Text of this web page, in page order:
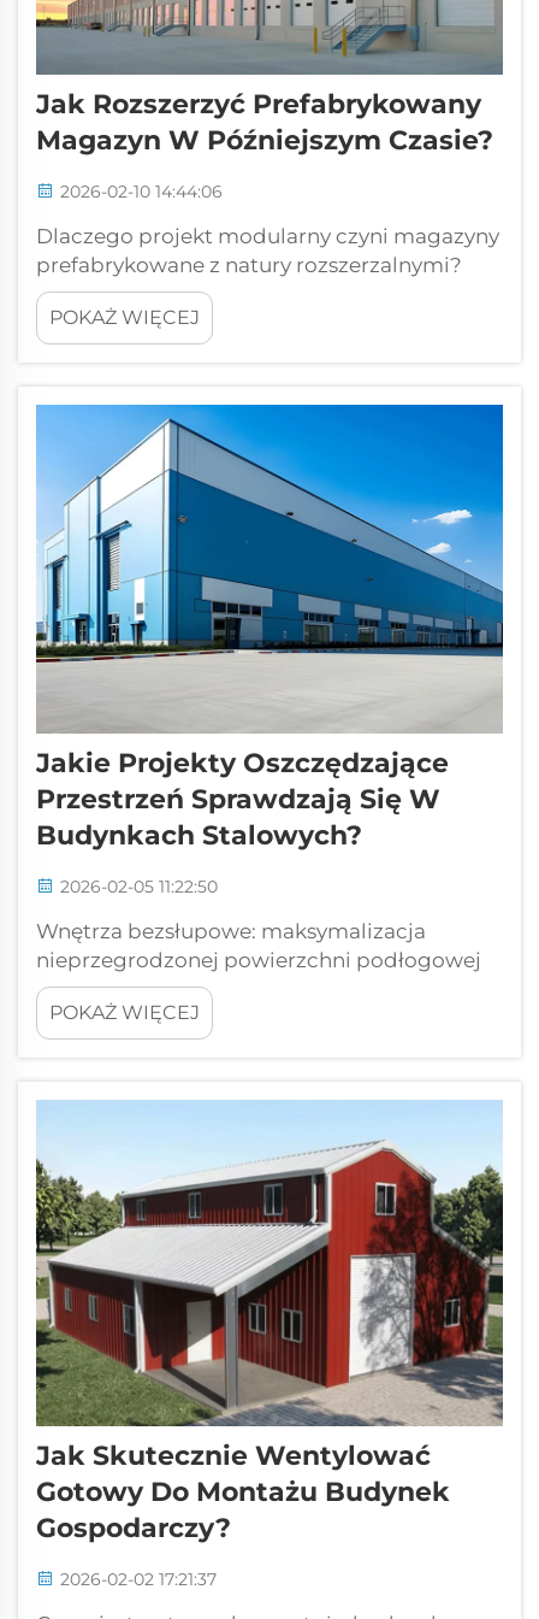
Jak Rozszerzyć Prefabrykowany
Magazyn W Późniejszym Czasie?
2026-02-10 14:44:06
Dlaczego projekt modularny czyni magazyny
prefabrykowane z natury rozszerzalnymi?
Konstrukcja bezpodporowa i
ustandaryzowane połączenia śrubowe
umożliwiają fizyczne rozszerzanie w trybie
opierają się na konstrukcjach
bezpodporowych, które eliminują te
uciążliwe...
POKAŻ WIĘCEJ
Jakie Projekty Oszczędzające
Przestrzeń Sprawdzają Się W
Budynkach Stalowych?
2026-02-05 11:22:50
Wnętrza bezsłupowe: maksymalizacja
nieprzegrodzonej powierzchni podłogowej
w budynkach stalowych — eliminacja ścian
nośnych w celu odblokowania otwartych i
elastycznych planów pomieszczeń. Budynki
nośne precyzyjnie zaprojektowanymi
konstrukcjami ramowymi—dostarczając...
POKAŻ WIĘCEJ
Jak Skutecznie Wentylować
Gotowy Do Montażu Budynek
Gospodarczy?
2026-02-02 17:21:37